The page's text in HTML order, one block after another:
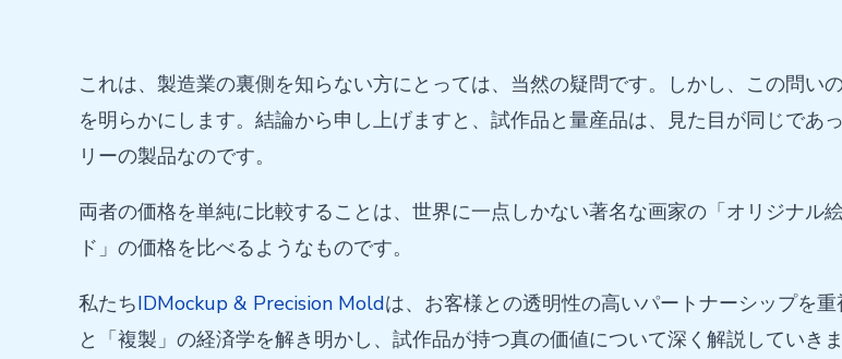
これは、製造業の裏側を知らない方にとっては、当然の疑問です。しかし、この問
を明らかにします。結論から申し上げますと、試作品と量産品は、見た目が同じで
リーの製品なのです。
両者の価格を単純に比較することは、世界に一点しかない著名な画家の「オリジナル
ド」の価格を比べるようなものです。
私たちIDMockup & Precision Moldは、お客様との透明性の高いパートナーシップを
と「複製」の経済学を解き明かし、試作品が持つ真の価値について深く解説していきま